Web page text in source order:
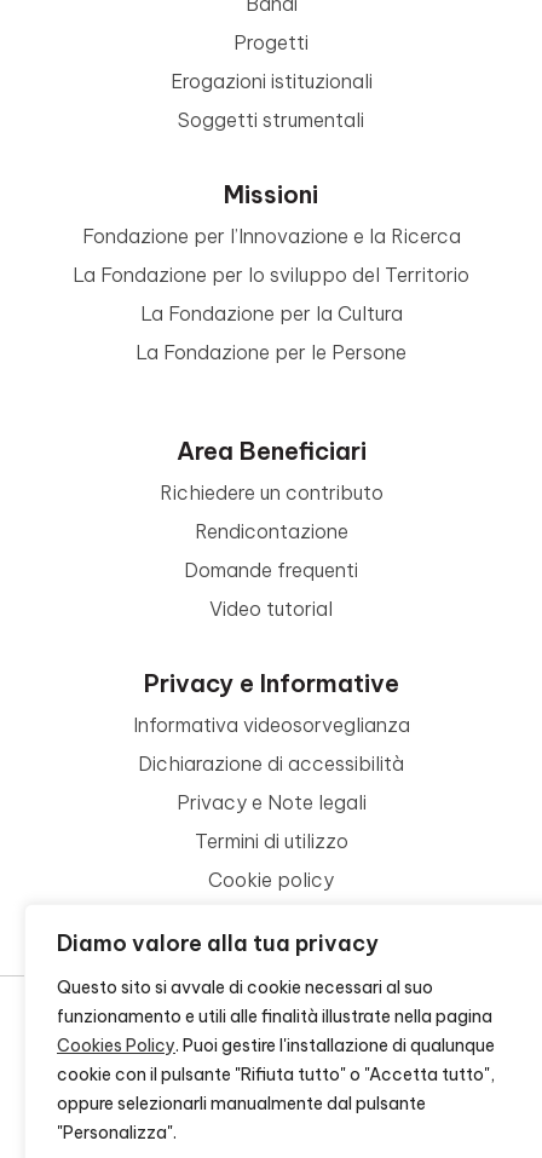
Diamo valore alla tua privacy
Questo sito si avvale di cookie necessari al suo
funzionamento e utili alle finalità illustrate nella pagina
Cookies Policy. Puoi gestire l'installazione di qualunque
cookie con il pulsante "Rifiuta tutto" o "Accetta tutto",
oppure selezionarli manualmente dal pulsante
"Personalizza".
Progetti
Erogazioni istituzionali
Soggetti strumentali
Missioni
Fondazione per l’Innovazione e la Ricerca
La Fondazione per lo sviluppo del Territorio
La Fondazione per la Cultura
La Fondazione per le Persone
Area Beneficiari
Richiedere un contributo
Rendicontazione
Domande frequenti
Video tutorial
Privacy e Informative
Informativa videosorveglianza
Dichiarazione di accessibilità
Privacy e Note legali
Termini di utilizzo
Cookie policy
© 2026 - FONDAZIONE CR FIRENZE - CF 00524310489 -
CREDITS